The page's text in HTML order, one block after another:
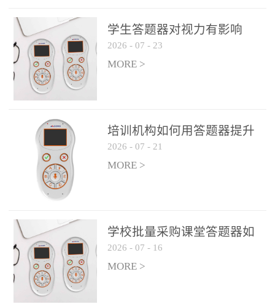
几步：打开软件、选择互
动模式、发起互动任务，
整个过程不超过 30 秒，完
美融入正常教学流程，避
免打断课堂连贯性。无论
点讲解互动，还是课后即
时反馈，QVote 都能灵活
适配不同教学环节需求，
让教师专注于教学内容本
身，而非技术操作。多元
热情QVote 提供了丰富的
互动功能矩阵，满足不同
学科、不同教学目标的互
动需求：即时答题：支持
单选题、多选题、判断题
学生答题器对视力有影响
吗？
2026 - 07 - 23
MORE >
培训机构如何用答题器提升
学生专注度
2026 - 07 - 21
MORE >
学校批量采购课堂答题器如
何选厂家
2026 - 07 - 16
MORE >